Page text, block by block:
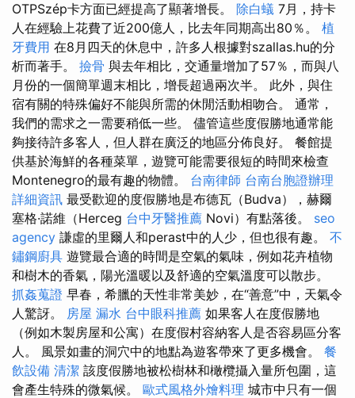
OTPSzép卡方面已經提高了顯著增長。 除白蟻 7月，持卡
人在經驗上花費了近200億人，比去年同期高出80％。 植
牙費用 在8月四天的休息中，許多人根據對szallas.hu的分
析而著手。 撿骨 與去年相比，交通量增加了57％，而與八
月份的一個簡單週末相比，增長超過兩次半。 此外，與住
宿有關的特殊偏好不能與所需的休閒活動相吻合。 通常，
我們的需求之一需要稍低一些。 儘管這些度假勝地通常能
夠接待許多客人，但人群在廣泛的地區分佈良好。 餐館提
供基於海鮮的各種菜單，遊覽可能需要很短的時間來檢查
Montenegro的最有趣的物體。 台南律師 台南台胞證辦理
詳細資訊 最受歡迎的度假勝地是布德瓦（Budva），赫爾
塞格·諾維（Herceg 台中牙醫推薦 Novi）有點落後。 seo
agency 謙虛的里爾人和perast中的人少，但也很有趣。 不
鏽鋼廚具 遊覽最合適的時間是空氣的氣味，例如花卉植物
和樹木的香氣，陽光溫暖以及舒適的空氣溫度可以散步。
抓姦蒐證 早春，希臘的天性非常美妙，在“善意”中，天氣令
人驚訝。 房屋 漏水 台中眼科推薦 如果客人在度假勝地
（例如木製房屋和公寓）在度假村容納客人是否容易區分客
人。 風景如畫的洞穴中的地點為遊客帶來了更多機會。 餐
飲設備 清潔 該度假勝地被松樹林和橄欖攝入量所包圍，這
會產生特殊的微氣候。 歐式風格外燴料理 城市中只有一個